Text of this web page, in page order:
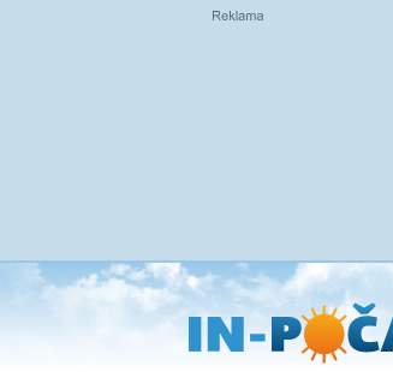
Přejít
na
hlavní
obsah